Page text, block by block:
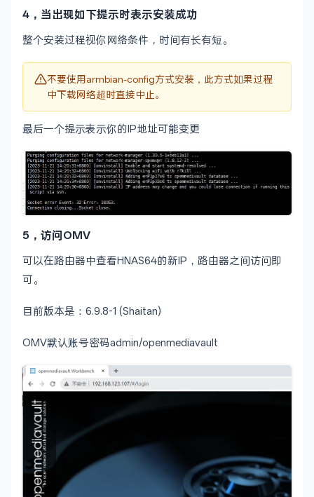
4，当出现如下提示时表示安装成功
整个安装过程视你网络条件，时间有长有短。
不要使用armbian-config方式安装，此方式如果过程
中下载网络超时直接中止。
最后一个提示表示你的IP地址可能变更
5，访问OMV
可以在路由器中查看HNAS64的新IP，路由器之间访问即
可。
目前版本是：6.9.8-1 (Shaitan)
OMV默认账号密码admin/openmediavault